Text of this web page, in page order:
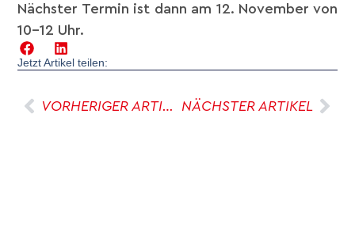
Nächster Termin ist dann am 12. November von
10-12 Uhr.
Jetzt Artikel teilen:
VORHERIGER ARTIKEL NÄCHSTER ARTIKEL